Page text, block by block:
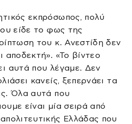
εκπρόσωπος, πολύ
είδε το φως της
του κ. Ανεστίδη δεν
αποδεκτή». «Το βίντεο
αυτά που λέγαμε. Δεν
κανείς, ξεπερνάει τα
Όλα αυτά που
είναι μία σειρά από
Ελλάδας που